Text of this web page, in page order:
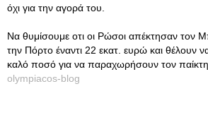
όχι για την αγορά του.
Να θυμίσουμε οτι οι Ρώσοι απέκτησαν τον
την Πόρτο έναντι 22 εκατ. ευρώ και θέλουν
καλό ποσό για να παραχωρήσουν τον παίκτη.
olympiacos-blog